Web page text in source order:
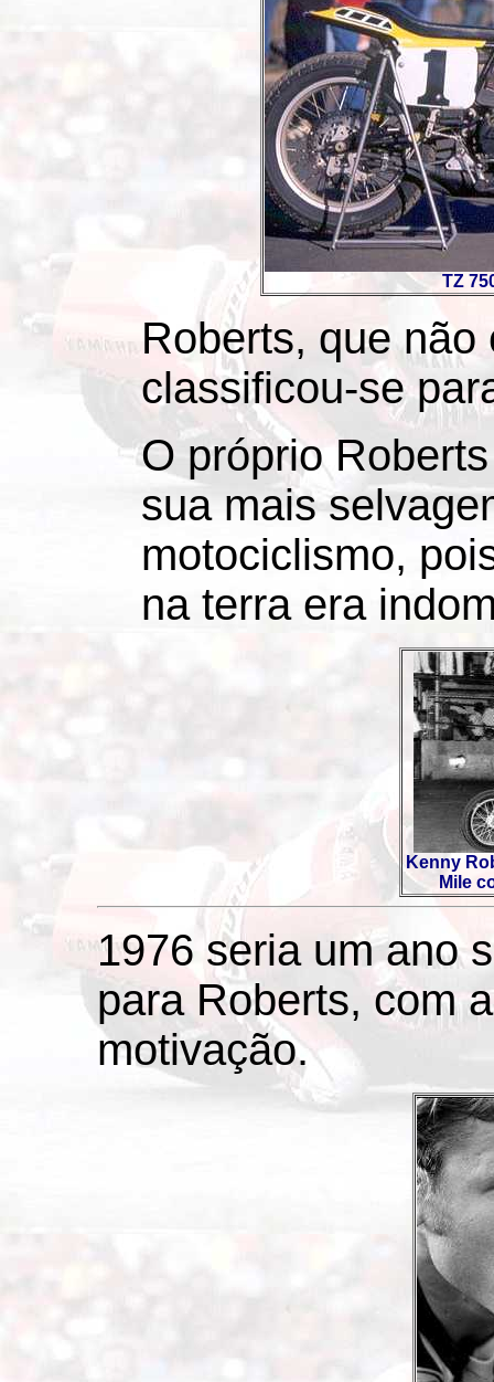
TZ
Roberts, que
classificou-se
O próprio
sua mais
motociclismo,
na terra era
Kenny
Mile
1976 seria um ano
para Roberts, com
motivação.